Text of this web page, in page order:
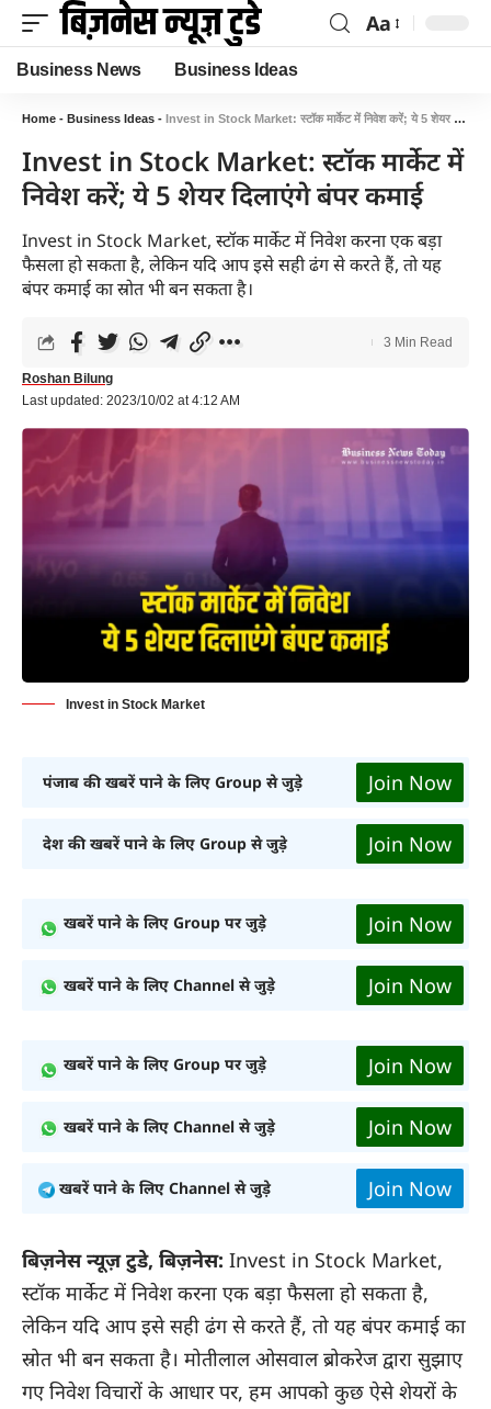
Aa
Business News Business Ideas
Home - Business Ideas - Invest in Stock Market: स्टॉक मार्केट में निवेश करें; ये 5 शेयर दिलाएंगे बंपर कमाई
Invest in Stock Market: स्टॉक मार्केट में
निवेश करें; ये 5 शेयर दिलाएंगे बंपर कमाई
Invest in Stock Market, स्टॉक मार्केट में निवेश करना एक बड़ा
फैसला हो सकता है, लेकिन यदि आप इसे सही ढंग से करते हैं, तो यह
बंपर कमाई का स्रोत भी बन सकता है।
Last updated: 2023/10/02 at 4:12 AM
Roshan Bilung
3 Min Read
Invest in Stock Market
पंजाब की खबरें पाने के लिए Group से जुड़े Join Now
देश की खबरें पाने के लिए Group से जुड़े Join Now
खबरें पाने के लिए Group पर जुड़े Join Now
खबरें पाने के लिए Channel से जुड़े Join Now
खबरें पाने के लिए Group पर जुड़े Join Now
खबरें पाने के लिए Channel से जुड़े Join Now
खबरें पाने के लिए Channel से जुड़े Join Now
बिज़नेस न्यूज़ टुडे, बिज़नेस: Invest in Stock Market,
स्टॉक मार्केट में निवेश करना एक बड़ा फैसला हो सकता है,
लेकिन यदि आप इसे सही ढंग से करते हैं, तो यह बंपर कमाई का
स्रोत भी बन सकता है। मोतीलाल ओसवाल ब्रोकरेज द्वारा सुझाए
गए निवेश विचारों के आधार पर, हम आपको कुछ ऐसे शेयरों के